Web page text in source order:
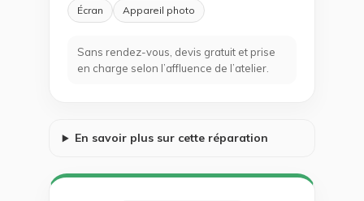
Écran Appareil photo
Sans rendez-vous, devis gratuit et prise
en charge selon l’affluence de l’atelier.
En savoir plus sur cette réparation